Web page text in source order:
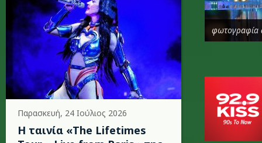
Παρασκευή, 24 Ιούλιος 2026
Η ταινία «The Lifetimes
φωτογραφία